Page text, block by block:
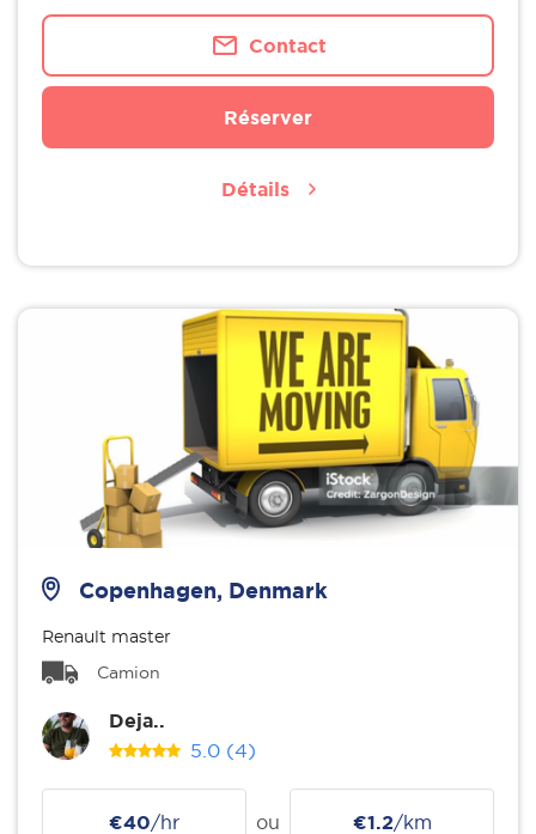
Contact
Réserver
Détails
Copenhagen, Denmark
Renault master
Camion
Deja..
5.0 (4)
€40/hr ou €1.2/km